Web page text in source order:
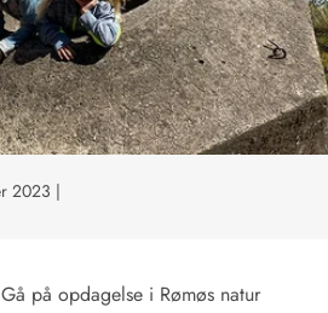
2023 |
på opdagelse i Rømøs natur